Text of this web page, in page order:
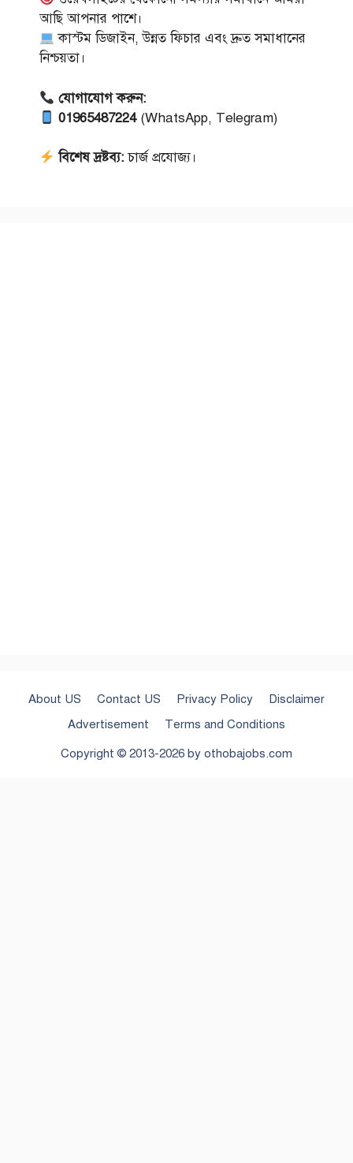
আছি আপনার পাশে।
কাস্টম ডিজাইন, উন্নত ফিচার এবং দ্রুত সমাধানের
নিশ্চয়তা।
যোগাযোগ করুন:
01965487224(WhatsApp, Telegram)
বিশেষ দ্রষ্টব্য:চার্জ প্রযোজ্য।
About US Contact US Privacy Policy
Disclaimer
Advertisement
Terms and Conditions
Copyright © 2013-2026 by othobajobs.com